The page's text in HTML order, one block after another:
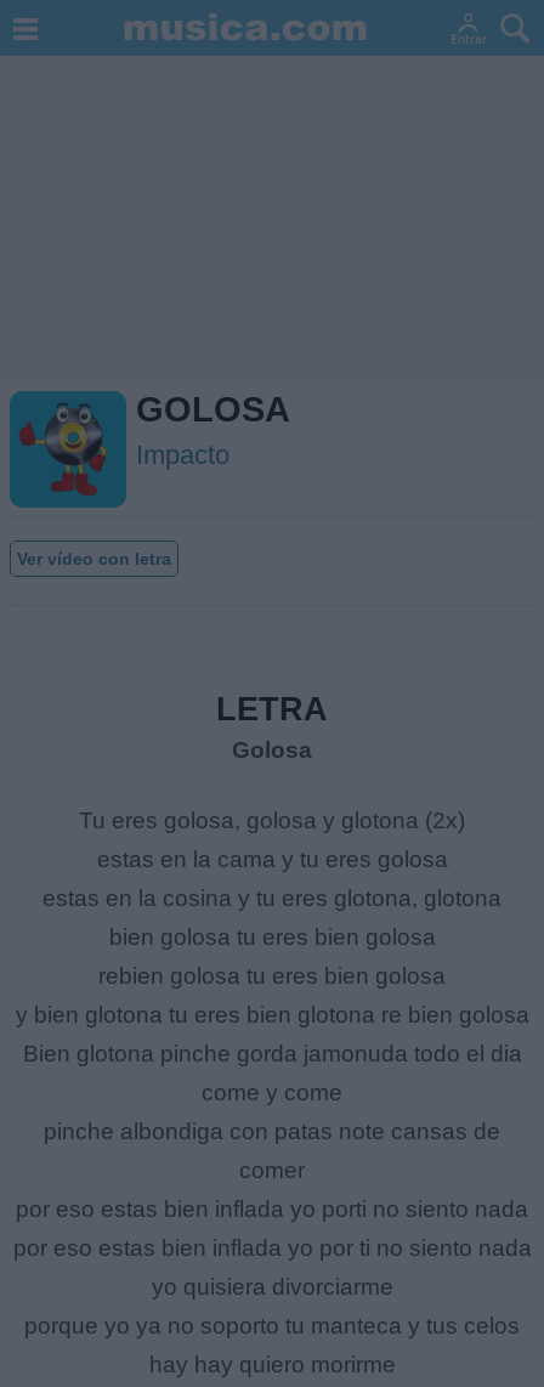
GOLOSA
Impacto
Ver vídeo con letra
LETRA
Golosa
Tu eres golosa, golosa y glotona (2x)
estas en la cama y tu eres golosa
estas en la cosina y tu eres glotona, glotona
bien golosa tu eres bien golosa
rebien golosa tu eres bien golosa
y bien glotona tu eres bien glotona re bien golosa
Bien glotona pinche gorda jamonuda todo el dia
come y come
pinche albondiga con patas note cansas de
comer
por eso estas bien inflada yo porti no siento nada
por eso estas bien inflada yo por ti no siento nada
yo quisiera divorciarme
porque yo ya no soporto tu manteca y tus celos
hay hay quiero morirme